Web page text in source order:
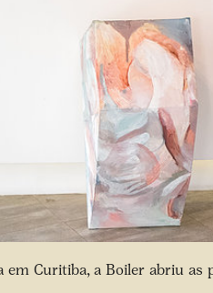
Curitiba, a Boiler abriu as